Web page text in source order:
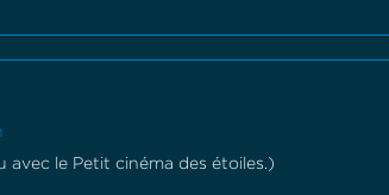
avec le Petit cinéma des étoiles.)